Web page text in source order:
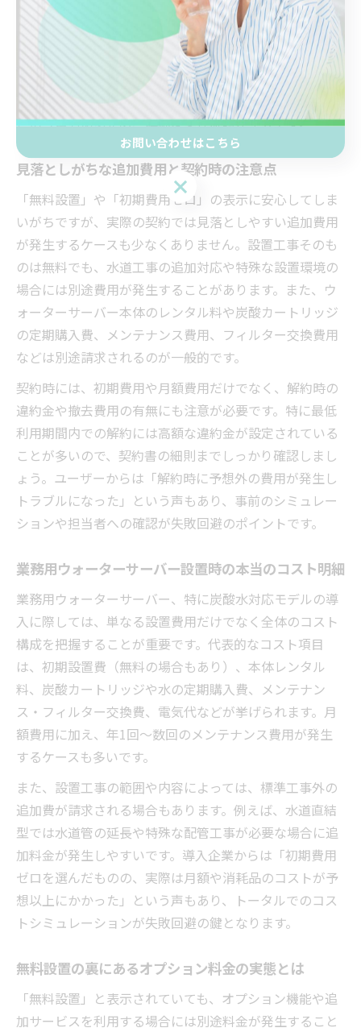
があるかどうかが問われます。これらの条件を満たさな
い場合、追加工事費やオプション料金が発生することも
あるため、契約前に現場調査やヒアリングを受けること
が推奨されます。失敗例として「無料設置を期待して申
し込んだが、追加条件が多く結果的に費用が発生した」
という声もあるため、詳細な条件確認が重要です。
見落としがちな追加費用と契約時の注意点
「無料設置」や「初期費用ゼロ」の表示に安心してしま
いがちですが、実際の契約では見落としやすい追加費用
が発生するケースも少なくありません。設置工事そのも
のは無料でも、水道工事の追加対応や特殊な設置環境の
場合には別途費用が発生することがあります。また、ウ
ォーターサーバー本体のレンタル料や炭酸カートリッジ
の定期購入費、メンテナンス費用、フィルター交換費用
などは別途請求されるのが一般的です。
契約時には、初期費用や月額費用だけでなく、解約時の
違約金や撤去費用の有無にも注意が必要です。特に最低
利用期間内での解約には高額な違約金が設定されている
ことが多いので、契約書の細則までしっかり確認しまし
ょう。ユーザーからは「解約時に予想外の費用が発生し
トラブルになった」という声もあり、事前のシミュレー
ションや担当者への確認が失敗回避のポイントです。
業務用ウォーターサーバー設置時の本当のコスト明細
業務用ウォーターサーバー、特に炭酸水対応モデルの導
入に際しては、単なる設置費用だけでなく全体のコスト
構成を把握することが重要です。代表的なコスト項目
は、初期設置費（無料の場合もあり）、本体レンタル
料、炭酸カートリッジや水の定期購入費、メンテナン
ス・フィルター交換費、電気代などが挙げられます。月
額費用に加え、年1回～数回のメンテナンス費用が発生
するケースも多いです。
また、設置工事の範囲や内容によっては、標準工事外の
追加費が請求される場合もあります。例えば、水道直結
型では水道管の延長や特殊な配管工事が必要な場合に追
加料金が発生しやすいです。導入企業からは「初期費用
ゼロを選んだものの、実際は月額や消耗品のコストが予
想以上にかかった」という声もあり、トータルでのコス
トシミュレーションが失敗回避の鍵となります。
無料設置の裏にあるオプション料金の実態とは
「無料設置」と表示されていても、オプション機能や追
加サービスを利用する場合には別途料金が発生すること
お問い合わせはこちら
お問い合わせはこちら